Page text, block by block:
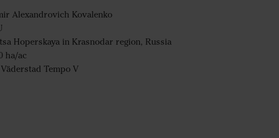
Alexandrovich Kovalenko
Hoperskaya in Krasnodar region, Russia
ha/ac
Väderstad Tempo V